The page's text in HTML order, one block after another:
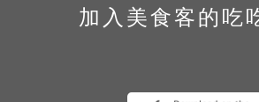
加入美食客的吃